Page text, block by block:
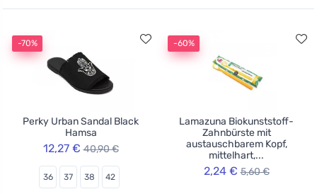
-70%
Perky Urban Sandal Black
Hamsa
12,27 € 40,90 €
36 37 38 42
-60%
Lamazuna Biokunststoff-
Zahnbürste mit
austauschbarem Kopf,
mittelhart,...
2,24 € 5,60 €